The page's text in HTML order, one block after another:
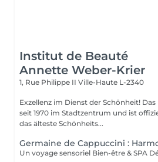
Institut de Beauté
Annette Weber-Krier
1, Rue Philippe II Ville-Haute L-2340
Exzellenz im Dienst der Schönheit! Das Institut befindet sich
seit 1970 im Stadtzentrum und ist
das älteste Schönheits...
Germaine de Cappuccini :